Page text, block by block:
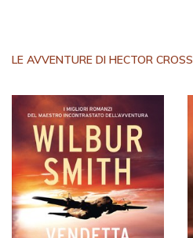
LE AVVENTURE DI HECTOR CROSS